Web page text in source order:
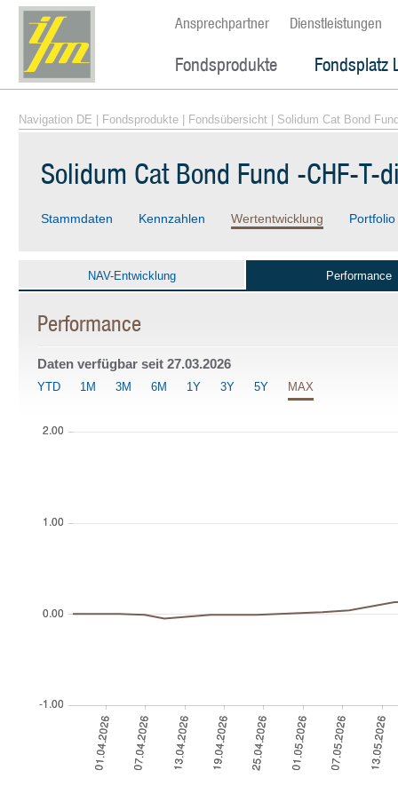
Ansprechpartner Dienstleistungen
Fondsprodukte Fondsplatz
Navigation DE Fondsprodukte Fondsübersicht | Solidum Cat Bond
Solidum Cat Bond Fund -CHF-T-
Stammdaten Kennzahlen Wertentwicklung Portfolio
NAV-Entwicklung Performance
Performance
Daten verfügbar seit 27.03.2026
YTD 1M 3M 6M 1Y 3Y 5Y MAX